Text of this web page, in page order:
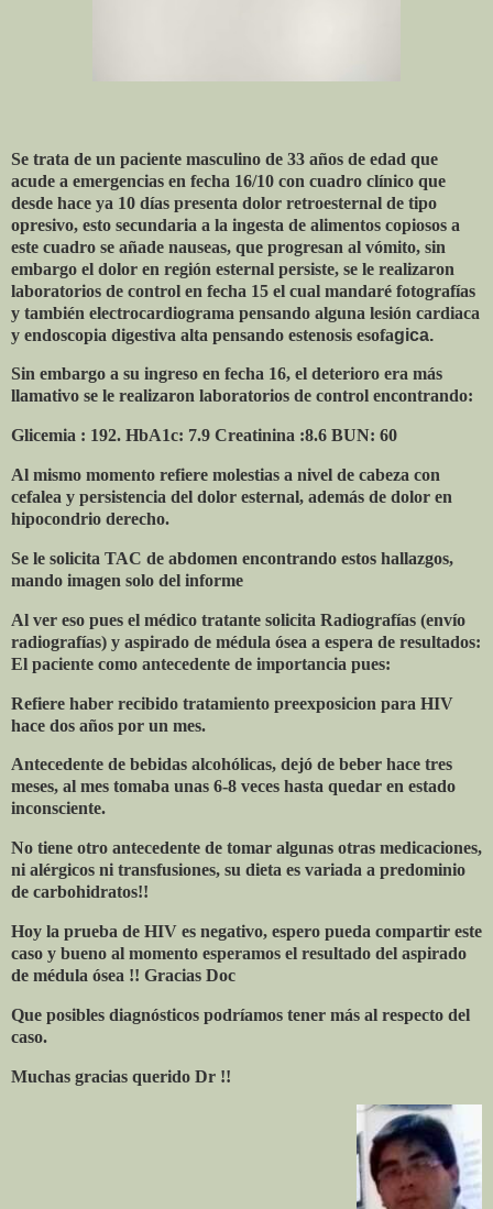
Se trata de un paciente masculino de 33 años de edad que
acude a emergencias en fecha 16/10 con cuadro clínico que
desde hace ya 10 días presenta dolor retroesternal de tipo
opresivo, esto secundaria a la ingesta de alimentos copiosos a
este cuadro se añade nauseas, que progresan al vómito, sin
embargo el dolor en región esternal persiste, se le realizaron
laboratorios de control en fecha 15 el cual mandaré fotografías
y también electrocardiograma pensando alguna lesión cardiaca
y endoscopia digestiva alta pensando estenosis esofagica.
Sin embargo a su ingreso en fecha 16, el deterioro era más
llamativo se le realizaron laboratorios de control encontrando:
Glicemia : 192. HbA1c: 7.9 Creatinina :8.6 BUN: 60
Al mismo momento refiere molestias a nivel de cabeza con
cefalea y persistencia del dolor esternal, además de dolor en
hipocondrio derecho.
Se le solicita TAC de abdomen encontrando estos hallazgos,
mando imagen solo del informe
Al ver eso pues el médico tratante solicita Radiografías (envío
radiografías) y aspirado de médula ósea a espera de resultados:
El paciente como antecedente de importancia pues:
Refiere haber recibido tratamiento preexposicion para HIV
hace dos años por un mes.
Antecedente de bebidas alcohólicas, dejó de beber hace tres
meses, al mes tomaba unas 6-8 veces hasta quedar en estado
inconsciente.
No tiene otro antecedente de tomar algunas otras medicaciones,
ni alérgicos ni transfusiones, su dieta es variada a predominio
de carbohidratos!!
Hoy la prueba de HIV es negativo, espero pueda compartir este
caso y bueno al momento esperamos el resultado del aspirado
de médula ósea !! Gracias Doc
Que posibles diagnósticos podríamos tener más al respecto del
caso.
Muchas gracias querido Dr !!